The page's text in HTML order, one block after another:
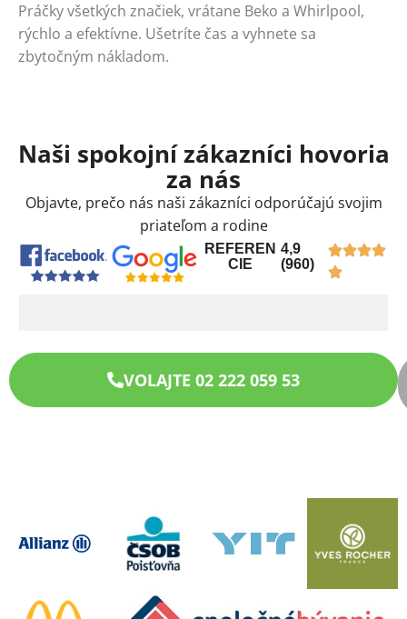
Práčky všetkých značiek, vrátane Beko a Whirlpool,
rýchlo a efektívne. Ušetríte čas a vyhnete sa
zbytočným nákladom.
Naši spokojní zákazníci hovoria
za nás
Objavte, prečo nás naši zákazníci odporúčajú svojim
priateľom a rodine
REFEREN
CIE
4,9
(960)
VOLAJTE 02 222 059 53